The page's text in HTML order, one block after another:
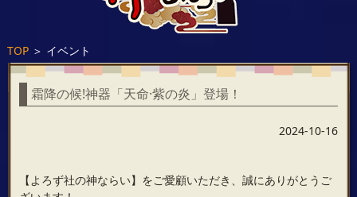
TOP＞ イベント
霜降の候!神器「天命·紫の炎」登場！
2024-10-16
【よろず社の神ならい】をご愛顧いただき、誠にありがとうご